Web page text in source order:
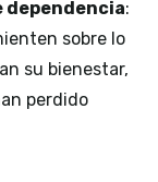
:
sobre lo
su bienestar,
perdido